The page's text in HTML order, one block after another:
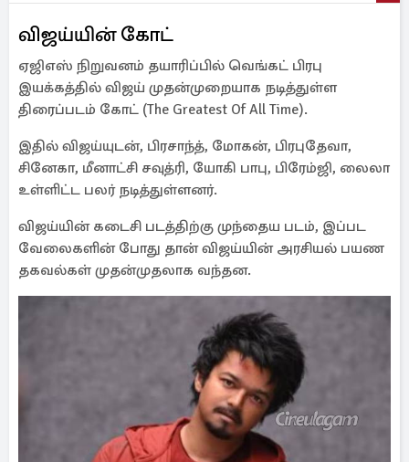
விஜய்யின் கோட்
ஏஜிஎஸ் நிறுவனம் தயாரிப்பில் வெங்கட் பிரபு
இயக்கத்தில் விஜய் முதன்முறையாக நடித்துள்ள
திரைப்படம் கோட் (The Greatest Of All Time).
இதில் விஜய்யுடன், பிரசாந்த், மோகன், பிரபுதேவா,
சினேகா, மீனாட்சி சவுத்ரி, யோகி பாபு, பிரேம்ஜி, லைலா
உள்ளிட்ட பலர் நடித்துள்ளனர்.
விஜய்யின் கடைசி படத்திற்கு முந்தைய படம், இப்பட
வேலைகளின் போது தான் விஜய்யின் அரசியல் பயண
தகவல்கள் முதன்முதலாக வந்தன.